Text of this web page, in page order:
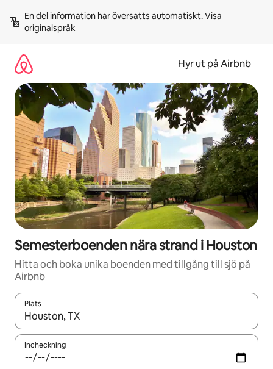
innehåll
En del information har översatts automatiskt. Visa
originalspråk
Hyr ut på Airbnb
Semesterboenden nära strand i Houston
Hitta och boka unika boenden med tillgång till sjö på
Airbnb
Plats
När resultaten är tillgängliga kan du navigera med upp- och
Incheckning